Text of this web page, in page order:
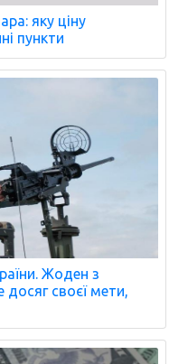
яку ціну
пункти
Жоден з
досяг своєї мети,